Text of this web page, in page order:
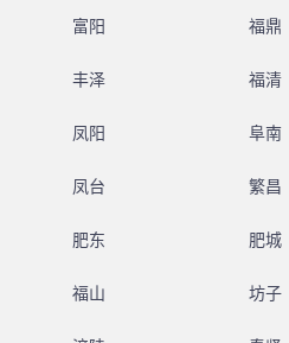
富阳 福鼎
丰泽 福清
凤阳 阜南
凤台 繁昌
肥东 肥城
福山 坊子